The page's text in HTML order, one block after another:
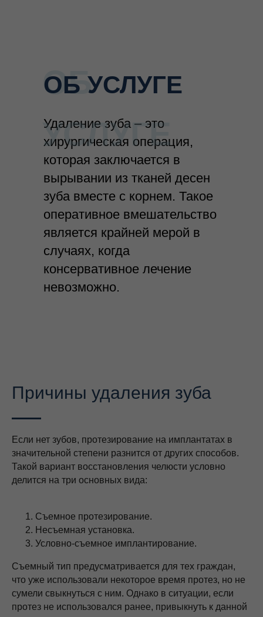
Удаление зуба – это
хирургическая операция,
которая заключается в
вырывании из тканей десен
зуба вместе с корнем. Такое
оперативное вмешательство
является крайней мерой в
случаях, когда
консервативное лечение
невозможно.
ОБ
УСЛУГЕ
ОБ УСЛУГЕ
Причины удаления зуба
Если нет зубов, протезирование на имплантатах в
значительной степени разнится от других способов.
Такой вариант восстановления челюсти условно
делится на три основных вида:
Съемное протезирование.
Несъемная установка.
Условно-съемное имплантирование.
Съемный тип предусматривается для тех граждан,
что уже использовали некоторое время протез, но не
сумели свыкнуться с ним. Однако в ситуации, если
протез не использовался ранее, привыкнуть к данной